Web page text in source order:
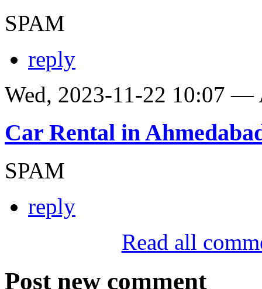
SPAM
reply
Wed, 2023-11-22 10:07 —
Car Rental in
SPAM
reply
Read all
Post new comment